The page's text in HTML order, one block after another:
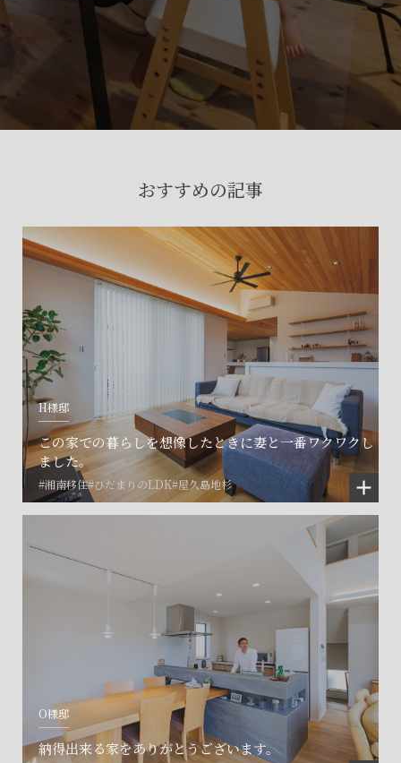
おすすめの記事
H様邸
この家での暮らしを想像したときに妻と一番ワクワクし
ました。
#湘南移住#ひだまりのLDK#屋久島地杉
O様邸
納得出来る家をありがとうございます。
会社に関することや物件についての
お問い合わせはこちらから
土地の活用・賃貸経営に関する
ご相談はこちら
関連施設一覧
©SET inc.